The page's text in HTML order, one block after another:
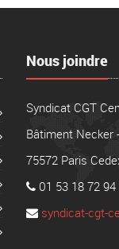
Nous joindre
Syndicat CGT
Bâtiment Necker
75572 Paris
01 53 18 72 94
syndicat-cgt-